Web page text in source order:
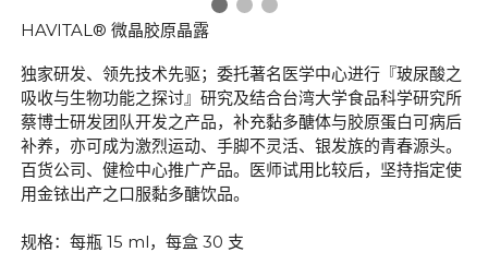
HAVITAL® 微晶胶原晶露
独家研发、领先技术先驱；委托著名医学中心进行『玻尿酸之
吸收与生物功能之探讨』研究及结合台湾大学食品科学研究所
蔡博士研发团队开发之产品，补充黏多醣体与胶原蛋白可病后
补养，亦可成为激烈运动、手脚不灵活、银发族的青春源头。
百货公司、健检中心推广产品。医师试用比较后，坚持指定使
用金铱出产之口服黏多醣饮品。
规格：每瓶 15 ml，每盒 30 支